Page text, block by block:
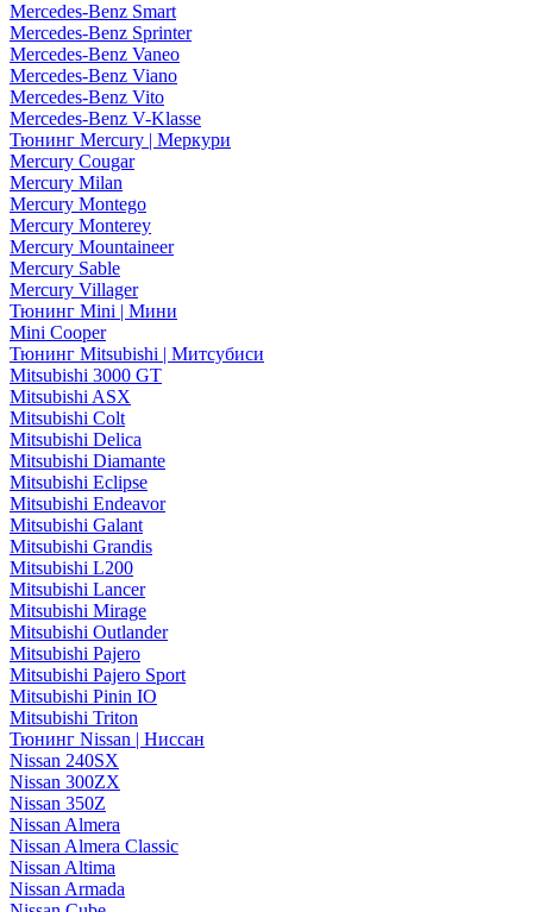
Mercedes-Benz Smart
Mercedes-Benz Sprinter
Mercedes-Benz Vaneo
Mercedes-Benz Viano
Mercedes-Benz Vito
Mercedes-Benz V-Klasse
Тюнинг Mercury | Меркури
Mercury Cougar
Mercury Milan
Mercury Montego
Mercury Monterey
Mercury Mountaineer
Mercury Sable
Mercury Villager
Тюнинг Mini | Мини
Mini Cooper
Тюнинг Mitsubishi | Митсубиси
Mitsubishi 3000 GT
Mitsubishi ASX
Mitsubishi Colt
Mitsubishi Delica
Mitsubishi Diamante
Mitsubishi Eclipse
Mitsubishi Endeavor
Mitsubishi Galant
Mitsubishi Grandis
Mitsubishi L200
Mitsubishi Lancer
Mitsubishi Mirage
Mitsubishi Outlander
Mitsubishi Pajero
Mitsubishi Pajero Sport
Mitsubishi Pinin IO
Mitsubishi Triton
Тюнинг Nissan | Ниссан
Nissan 240SX
Nissan 300ZX
Nissan 350Z
Nissan Almera
Nissan Almera Classic
Nissan Altima
Nissan Armada